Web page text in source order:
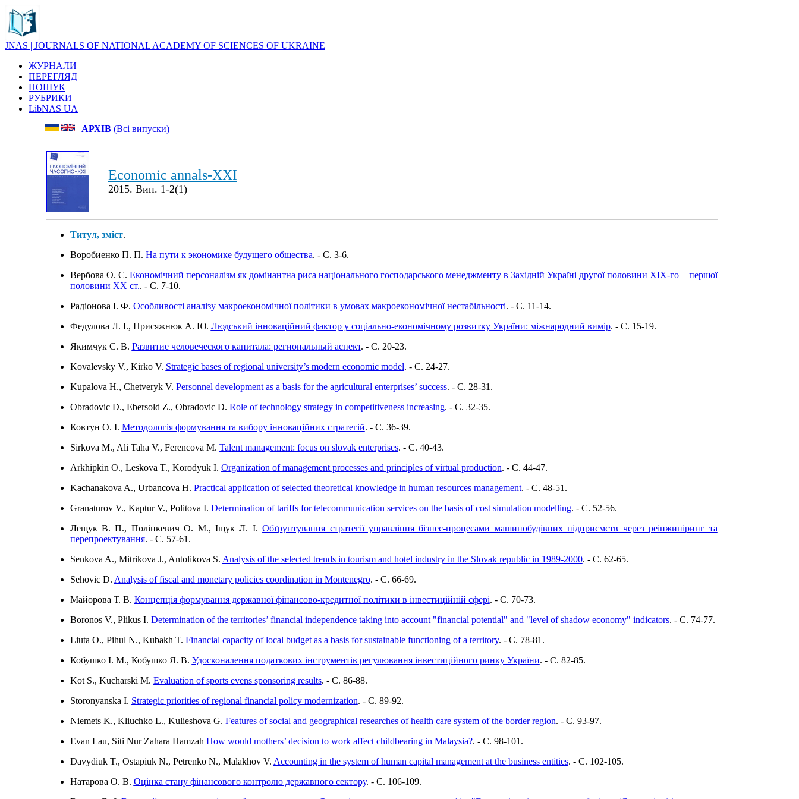
JNAS | JOURNALS OF NATIONAL ACADEMY OF SCIENCES OF UKRAINE
ЖУРНАЛИ
ПЕРЕГЛЯД
ПОШУК
РУБРИКИ
LibNAS UA
АРХІВ(Всі випуски)
Economic annals-XXI
2015. Вип. 1-2(1)
Титул, зміст.
Воробиенко П. П. На пути к экономике будущего общества. - C. 3-6.
Вербова О. С. Економічний персоналізм як домінантна риса національного господарського менеджменту в Західній Україні другої половини ХІХ-го – першої
половини ХХ ст.. - C. 7-10.
Радіонова І. Ф. Особливості аналізу макроекономічної політики в умовах макроекономічної нестабільності. - C. 11-14.
Федулова Л. І., Присяжнюк А. Ю. Людський інноваційний фактор у соціально-економічному розвитку України: міжнародний вимір. - C. 15-19.
Якимчук С. В. Развитие человеческого капитала: региональный аспект. - C. 20-23.
Kovalevsky V., Kirko V. Strategic bases of regional university’s modern economic model. - C. 24-27.
Kupalova H., Chetveryk V. Personnel development as a basis for the agricultural enterprises’ success. - C. 28-31.
Obradovic D., Ebersold Z., Obradovic D. Role of technology strategy in competitiveness increasing. - C. 32-35.
Ковтун О. І. Методологія формування та вибору інноваційних стратегій. - C. 36-39.
Sirkova M., Ali Taha V., Ferencova M. Talent management: focus on slovak enterprises. - C. 40-43.
Arkhipkin O., Leskova T., Korodyuk I. Organization of management processes and principles of virtual production. - C. 44-47.
Kachanakova A., Urbancova H. Practical application of selected theoretical knowledge in human resources management. - C. 48-51.
Granaturov V., Kaptur V., Politova I. Determination of tariffs for telecommunication services on the basis of cost simulation modelling. - C. 52-56.
Лещук В. П., Полінкевич О. М., Іщук Л. І.Обґрунтування стратегії управління бізнес-процесами машинобудівних підприємств через реінжиніринг та
перепроектування. - C. 57-61.
Senkova A., Mitrikova J., Antolikova S. Analysis of the selected trends in tourism and hotel industry in the Slovak republic in 1989-2000. - C. 62-65.
Sehovic D. Analysis of fiscal and monetary policies coordination in Montenegro. - C. 66-69.
Майорова Т. В. Концепція формування державної фінансово-кредитної політики в інвестиційній сфері. - C. 70-73.
Boronos V., Plikus I. Determination of the territories’ financial independence taking into account "financial potential" and "level of shadow economy" indicators. - C. 74-77.
Liuta O., Pihul N., Kubakh T. Financial capacity of local budget as a basis for sustainable functioning of a territory. - C. 78-81.
Кобушко І. М., Кобушко Я. В. Удосконалення податкових інструментів регулювання інвестиційного ринку України. - C. 82-85.
Kot S., Kucharski M. Evaluation of sports evens sponsoring results. - C. 86-88.
Storonyanska I. Strategic priorities of regional financial policy modernization. - C. 89-92.
Niemets K., Kliuchko L., Kulieshova G. Features of social and geographical researches of health care system of the border region. - C. 93-97.
Evan Lau, Siti Nur Zahara Hamzah How would mothers’ decision to work affect childbearing in Malaysia?. - C. 98-101.
Davydiuk T., Ostapiuk N., Petrenko N., Malakhov V. Accounting in the system of human capital management at the business entities. - C. 102-105.
Натарова О. В. Оцінка стану фінансового контролю державного сектору. - C. 106-109.